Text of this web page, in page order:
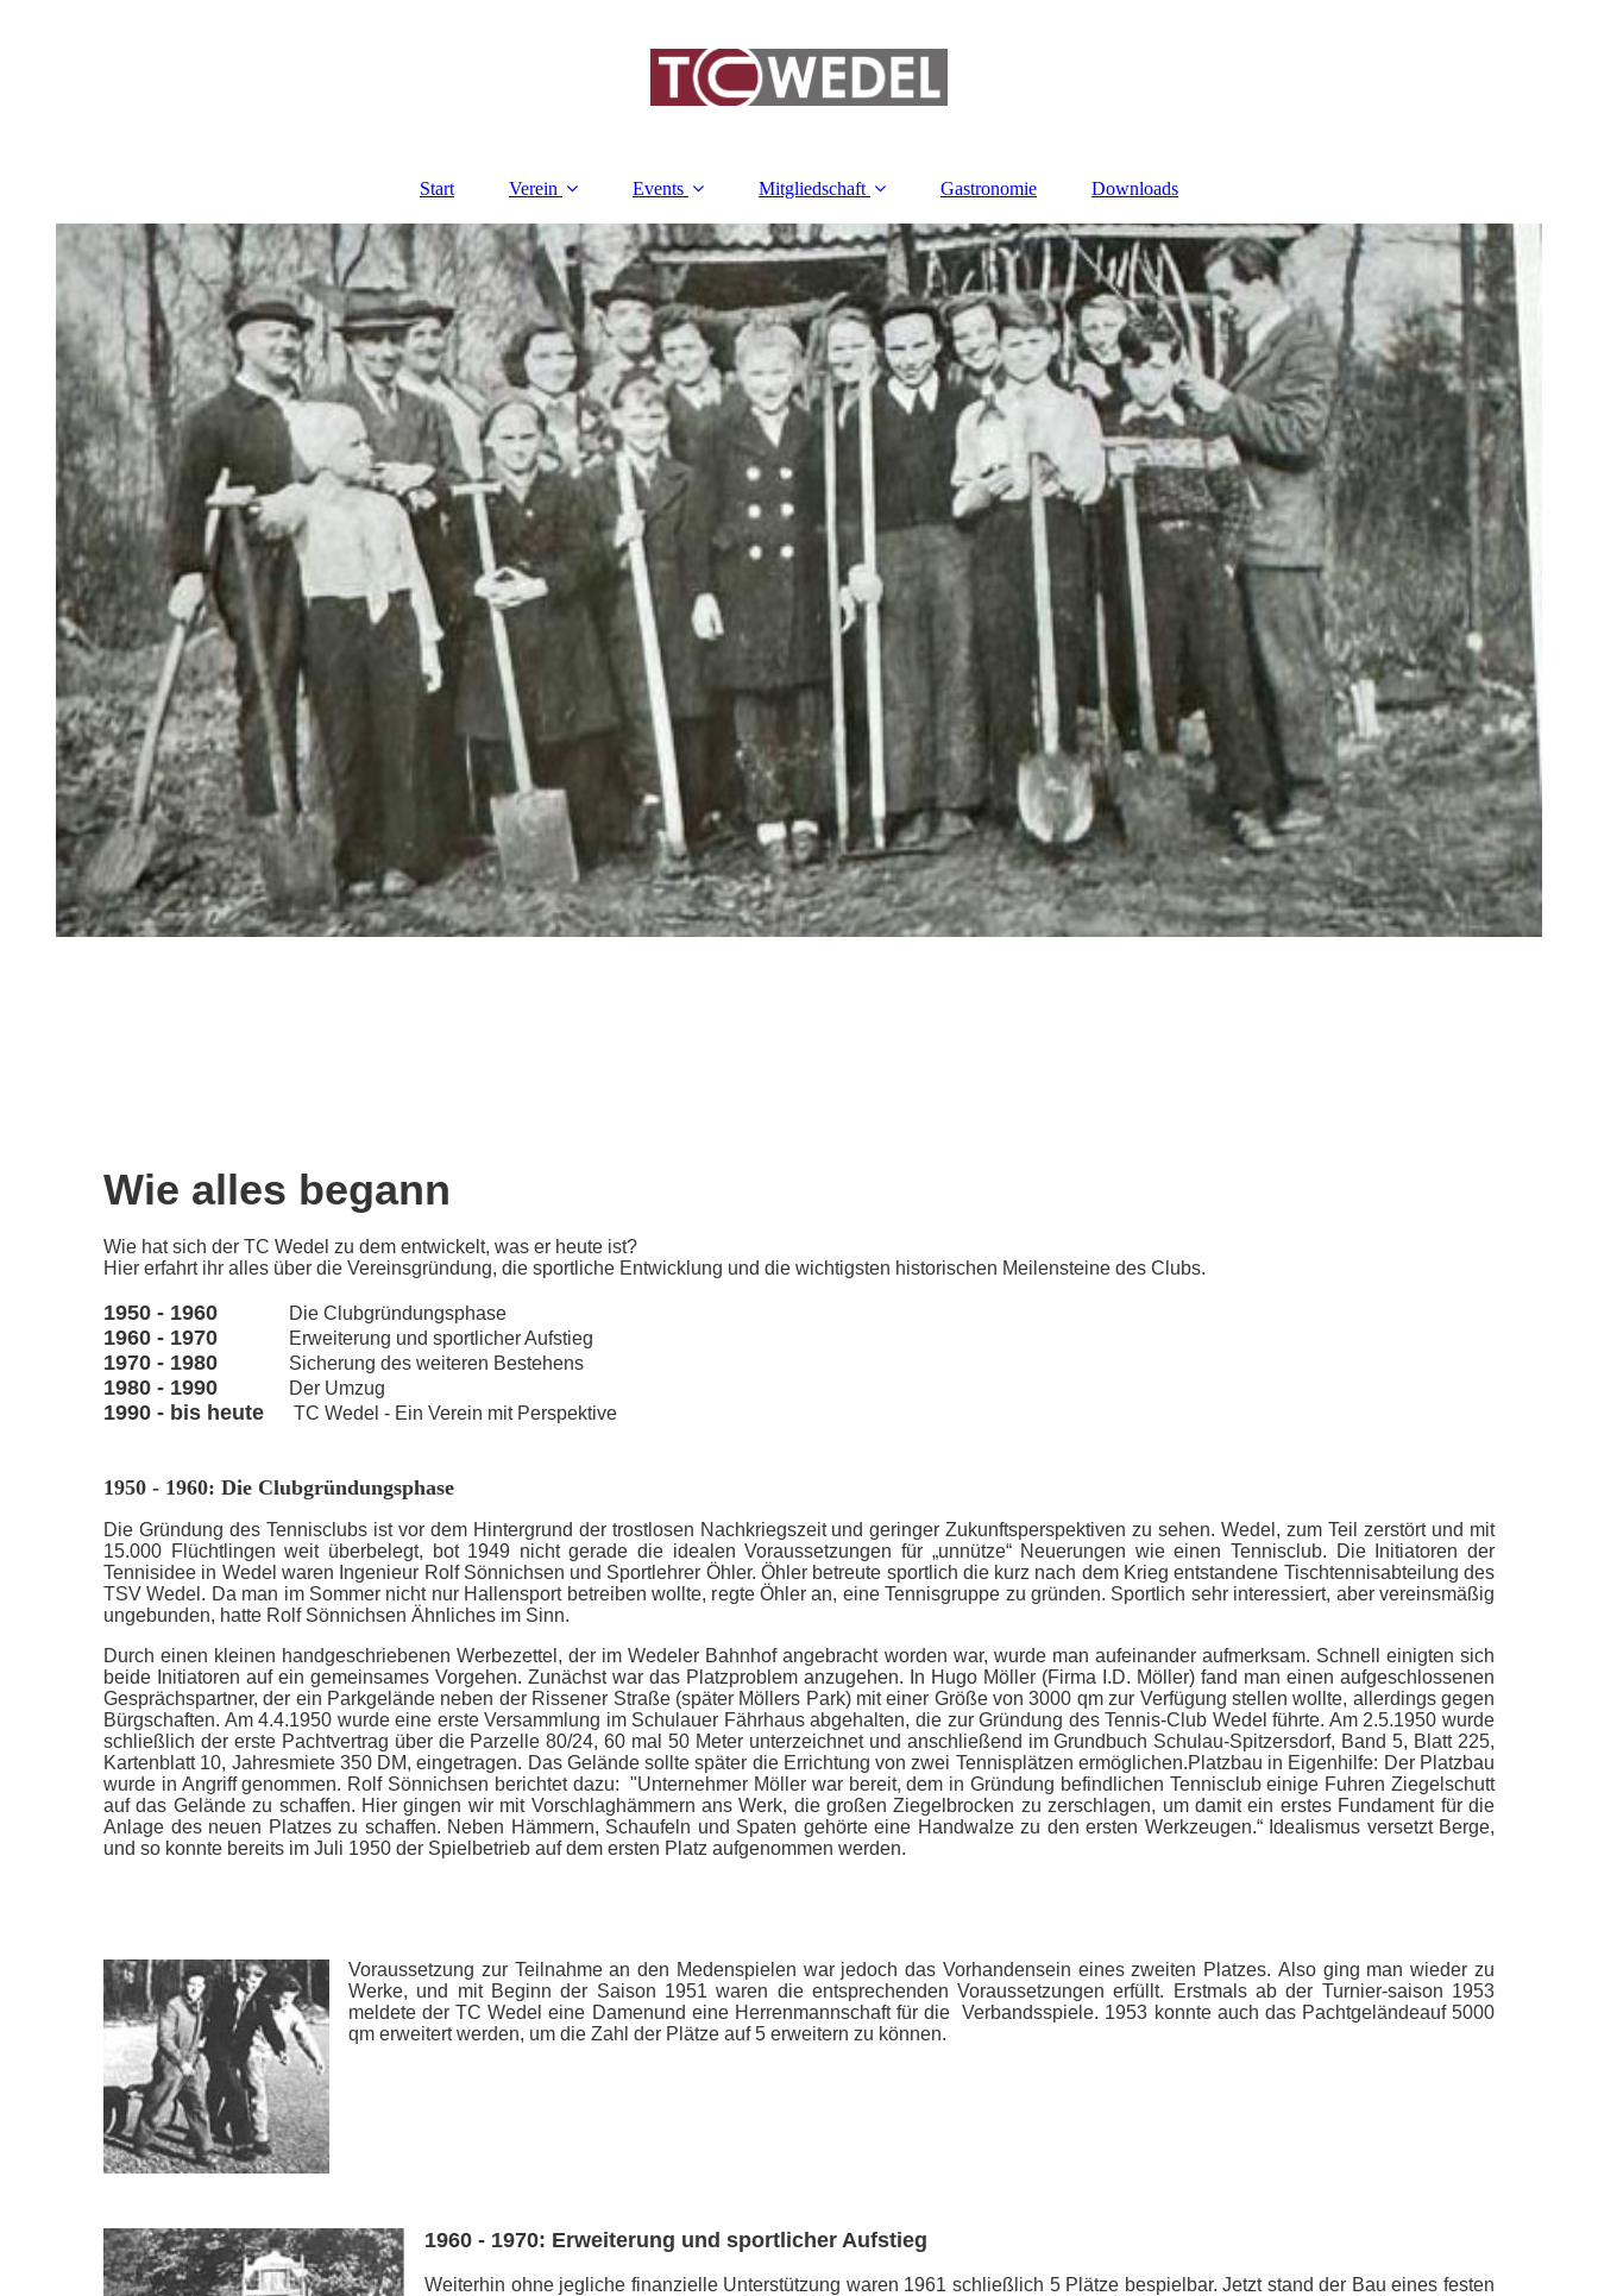
Start Verein Events Mitgliedschaft Gastronomie Downloads
Wie alles begann
Wie hat sich der TC Wedel zu dem entwickelt, was er heute ist?
Hier erfahrt ihr alles über die Vereinsgründung, die sportliche Entwicklung und die wichtigsten historischen Meilensteine des Clubs.
1950 - 1960 Die Clubgründungsphase
1960 - 1970 Erweiterung und sportlicher Aufstieg
1970 - 1980 Sicherung des weiteren Bestehens
1980 - 1990 Der Umzug
1990 - bis heute TC Wedel - Ein Verein mit Perspektive
1950 - 1960: Die Clubgründungsphase
Die Gründung des Tennisclubs ist vor dem Hintergrund der trostlosen Nachkriegszeit und geringer Zukunftsperspektiven zu sehen. Wedel, zum Teil zerstört und mit
15.000 Flüchtlingen weit überbelegt, bot 1949 nicht gerade die idealen Voraussetzungen für „unnütze“ Neuerungen wie einen Tennisclub. Die Initiatoren der
Tennisidee in Wedel waren Ingenieur Rolf Sönnichsen und Sportlehrer Öhler. Öhler betreute sportlich die kurz nach dem Krieg entstandene Tischtennisabteilung des
TSV Wedel. Da man im Sommer nicht nur Hallensport betreiben wollte, regte Öhler an, eine Tennisgruppe zu gründen. Sportlich sehr interessiert, aber vereinsmäßig
ungebunden, hatte Rolf Sönnichsen Ähnliches im Sinn.
Durch einen kleinen handgeschriebenen Werbezettel, der im Wedeler Bahnhof angebracht worden war, wurde man aufeinander aufmerksam. Schnell einigten sich
beide Initiatoren auf ein gemeinsames Vorgehen. Zunächst war das Platzproblem anzugehen. In Hugo Möller (Firma I.D. Möller) fand man einen aufgeschlossenen
Gesprächspartner, der ein Parkgelände neben der Rissener Straße (später Möllers Park) mit einer Größe von 3000 qm zur Verfügung stellen wollte, allerdings gegen
Bürgschaften. Am 4.4.1950 wurde eine erste Versammlung im Schulauer Fährhaus abgehalten, die zur Gründung des Tennis-Club Wedel führte. Am 2.5.1950 wurde
schließlich der erste Pachtvertrag über die Parzelle 80/24, 60 mal 50 Meter unterzeichnet und anschließend im Grundbuch Schulau-Spitzersdorf, Band 5, Blatt 225,
Kartenblatt 10, Jahresmiete 350 DM, eingetragen. Das Gelände sollte später die Errichtung von zwei Tennisplätzen ermöglichen.Platzbau in Eigenhilfe: Der Platzbau
wurde in Angriff genommen. Rolf Sönnichsen berichtet dazu: "Unternehmer Möller war bereit, dem in Gründung befindlichen Tennisclub einige Fuhren Ziegelschutt
auf das Gelände zu schaffen. Hier gingen wir mit Vorschlaghämmern ans Werk, die großen Ziegelbrocken zu zerschlagen, um damit ein erstes Fundament für die
Anlage des neuen Platzes zu schaffen. Neben Hämmern, Schaufeln und Spaten gehörte eine Handwalze zu den ersten Werkzeugen.“ Idealismus versetzt Berge,
und so konnte bereits im Juli 1950 der Spielbetrieb auf dem ersten Platz aufgenommen werden.
Voraussetzung zur Teilnahme an den Medenspielen war jedoch das Vorhandensein eines zweiten Platzes. Also ging man wieder zu
Werke, und mit Beginn der Saison 1951 waren die entsprechenden Voraussetzungen erfüllt. Erstmals ab der Turnier-saison 1953
meldete der TC Wedel eine Damenund eine Herrenmannschaft für die Verbandsspiele. 1953 konnte auch das Pachtgeländeauf 5000
qm erweitert werden, um die Zahl der Plätze auf 5 erweitern zu können.
1960 - 1970: Erweiterung und sportlicher Aufstieg
Weiterhin ohne jegliche finanzielle Unterstützung waren 1961 schließlich 5 Plätze bespielbar. Jetzt stand der Bau eines festen